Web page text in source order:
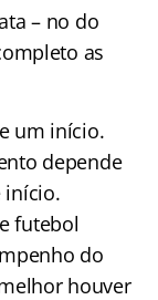
– no do
as
um início.
depende
início.
futebol
do
houver